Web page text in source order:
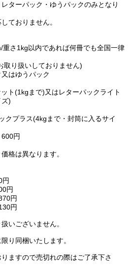
ターパック・ゆうパックのみとなり
ておりません。
さ1kg以内であれば何冊でも全国一律
り扱いしておりません)
はゆうパック
ト(1kgまで)又はレターパックライト
)
プラス(4kgまで・封筒に入るサイ
円
は異なります。
円
円
円
いございません。
り同梱いたします。
ますので売切れの際はご了承下さ